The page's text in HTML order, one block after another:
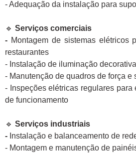
- Adequação da instalação para
🔹 Serviços comerciais
- Montagem de sistemas elétricos
restaurantes
- Instalação de iluminação
- Manutenção de quadros de força e
- Inspeções elétricas regulares para
de funcionamento
🔹 Serviços industriais
- Instalação e balanceamento de
- Montagem e manutenção de